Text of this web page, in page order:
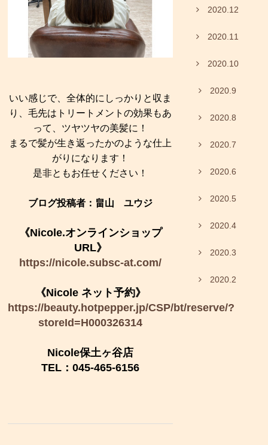
いい感じで、全体的にしっかりと収ま
り、毛先はトリートメントの効果もあ
って、ツヤツヤの美髪に！
まるで髪が生き返ったかのような仕上
がりになります！
是非ともお任せください！
ブログ投稿者：畠山 ユウジ
《Nicole.オンラインショップ
URL》
https://nicole.subsc-at.com/
《Nicole ネット予約》
https://beauty.hotpepper.jp/CSP/bt/reserve/?
storeId=H000326314
Nicole保土ヶ谷店
TEL：045-465-6156
2020.12
2020.11
2020.10
2020.9
2020.8
2020.7
2020.6
2020.5
2020.4
2020.3
2020.2